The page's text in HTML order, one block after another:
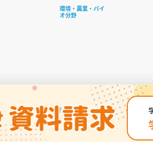
環境・農業・バイ
オ分野